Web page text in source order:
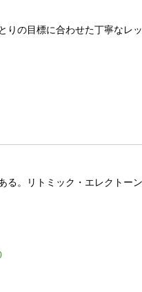
りの目標に合わせた丁寧なレ
る。リトミック・エレクトー